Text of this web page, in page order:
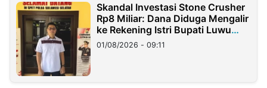
Skandal Investasi Stone Crusher
Rp8 Miliar: Dana Diduga Mengalir
ke Rekening Istri Bupati Luwu
Timur
01/08/2026 - 09:11